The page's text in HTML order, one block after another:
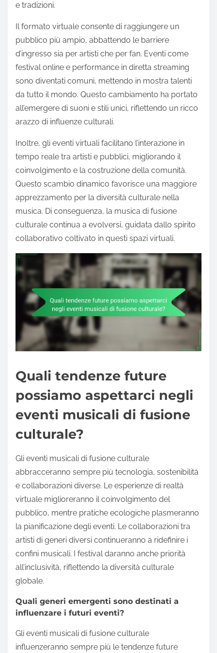
e tradizioni.
Il formato virtuale consente di raggiungere un
pubblico più ampio, abbattendo le barriere
d’ingresso sia per artisti che per fan. Eventi come
festival online e performance in diretta streaming
sono diventati comuni, mettendo in mostra talenti
da tutto il mondo. Questo cambiamento ha portato
all’emergere di suoni e stili unici, riflettendo un ricco
arazzo di influenze culturali.
Inoltre, gli eventi virtuali facilitano l’interazione in
tempo reale tra artisti e pubblici, migliorando il
coinvolgimento e la costruzione della comunità.
Questo scambio dinamico favorisce una maggiore
apprezzamento per la diversità culturale nella
musica. Di conseguenza, la musica di fusione
culturale continua a evolversi, guidata dallo spirito
collaborativo coltivato in questi spazi virtuali.
Quali tendenze future
possiamo aspettarci negli
eventi musicali di fusione
culturale?
Gli eventi musicali di fusione culturale
abbracceranno sempre più tecnologia, sostenibilità
e collaborazioni diverse. Le esperienze di realtà
virtuale miglioreranno il coinvolgimento del
pubblico, mentre pratiche ecologiche plasmeranno
la pianificazione degli eventi. Le collaborazioni tra
artisti di generi diversi continueranno a ridefinire i
confini musicali. I festival daranno anche priorità
all’inclusività, riflettendo la diversità culturale
globale.
Quali generi emergenti sono destinati a
influenzare i futuri eventi?
Gli eventi musicali di fusione culturale
influenzeranno sempre più le tendenze future